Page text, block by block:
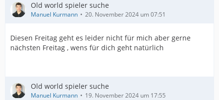
Old world spieler suche
Manuel Kurmann 20. November 2024 um 07:51
Diesen Freitag geht es leider nicht für mich aber gerne
nächsten Freitag , wens für dich geht natürlich
Old world spieler suche
Manuel Kurmann 19. November 2024 um 17:55